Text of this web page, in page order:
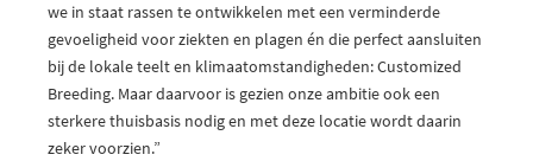
we in staat rassen te ontwikkelen met een verminderde
gevoeligheid voor ziekten en plagen én die perfect aansluiten
bij de lokale teelt en klimaatomstandigheden: Customized
Breeding. Maar daarvoor is gezien onze ambitie ook een
sterkere thuisbasis nodig en met deze locatie wordt daarin
zeker voorzien.”